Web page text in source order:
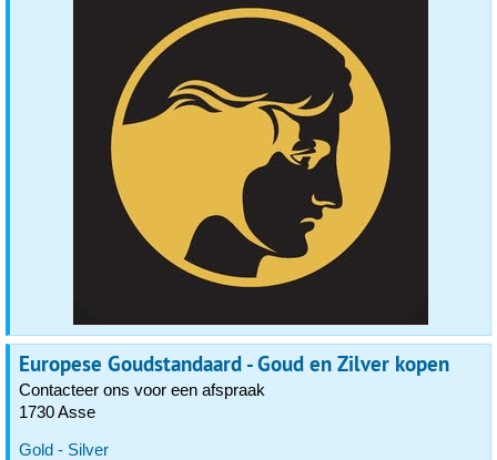
Europese Goudstandaard - Goud en Zilver kopen
Contacteer ons voor een afspraak
1730 Asse
Gold - Silver